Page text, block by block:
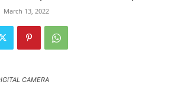
March 13, 2022
CAMERA